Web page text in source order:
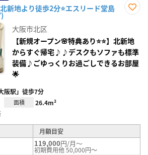
新地より徒歩2分⭐エスリード堂島
録
大阪市北区
【新規オープン🌸特典あり⭐⭐】北新地
からすぐ帰宅♪♪デスクもソファも標準
装備♪ごゆっくりお過ごしできるお部屋
🌟
阪駅」徒歩7分
面積 26.4m²
月額目安
119,000円/月～
初期費用他 50,000円～